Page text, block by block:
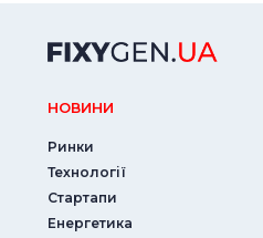
НОВИНИ
Ринки
Технології
Стартапи
Енергетика